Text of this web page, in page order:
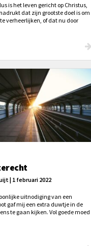
is het leven gericht op Christus,
dat zijn grootste doel is om
verheerlijken, of dat nu door
van Christus zal zijn, wat hij
beschouwt.
| 1 februari 2022
uitnodiging van een
gaf mij een extra duwtje in de
te gaan kijken. Vol goede moed